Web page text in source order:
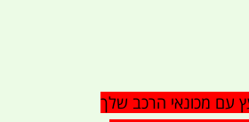
עם מכונאי הרכב שלך